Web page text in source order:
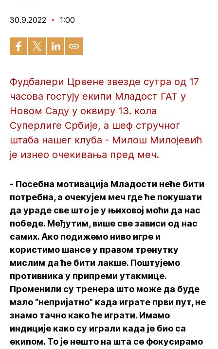
30.9.2022 1:00
Фудбалери Црвене звезде сутра од 17
часова гостују екипи Младост ГАТ у
Новом Саду у оквиру 13. кола
Суперлиге Србије, а шеф стручног
штаба нашег клуба - Милош Милојевић
је изнео очекивања пред меч.
- Посебна мотивација Младости неће бити
потребна, а очекујем меч где ће покушати
да ураде све што је у њиховој моћи да нас
победе. Међутим, више све зависи од нас
самих. Ако подижемо ниво игре и
користимо шансе у правом тренутку
мислим да ће бити лакше. Поштујемо
противника у припреми утакмице.
Променили су тренера што може да буде
мало “непријатно” када играте први пут, не
знамо тачно како ће играти. Имамо
индиције како су играли када је био са
екипом. То је нешто на шта се фокусирамо